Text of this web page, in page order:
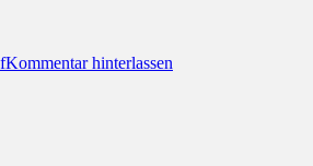
Kommentar hinterlassen